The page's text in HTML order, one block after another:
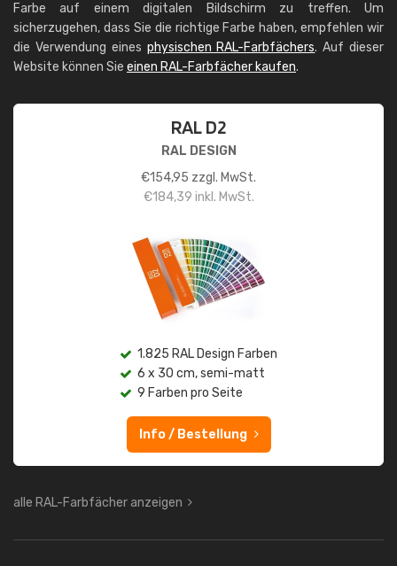
Farbe auf einem digitalen Bildschirm zu treffen. Um
sicherzugehen, dass Sie die richtige Farbe haben, empfehlen wir
die Verwendung eines physischen RAL-Farbfächers. Auf dieser
Website können Sie einen RAL-Farbfächer kaufen.
RAL D2
RAL DESIGN
€154,95 zzgl. MwSt.
€184,39 inkl. MwSt.
1.825 RAL Design Farben
6 x 30 cm, semi-matt
9 Farben pro Seite
Info / Bestellung
alle RAL-Farbfächer anzeigen